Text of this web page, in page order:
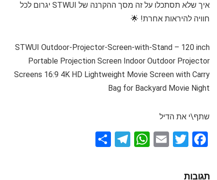
איך שלא תסתכלו על זה מסך ההקרנה של STWUI יגרום לכל
חוויה להיראות אחרת! 🌟
STWUI Outdoor-Projector-Screen-with-Stand – 120 inch
Portable Projection Screen Indoor Outdoor Projector
Screens 16:9 4K HD Lightweight Movie Screen with Carry
Bag for Backyard Movie Night
שתף\י את הדיל
F
ce
T
E
W
T
תגובות